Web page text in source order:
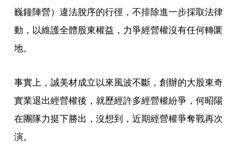
巍鐘陣營）違法脫序的行徑，不排除進一步採取法律
動，以維護全體股東權益，力爭經營權沒有任何轉圜
地。
事實上，誠美材成立以來風波不斷，創辦的大股東奇
實業退出經營權後，就歷經許多經營權紛爭，何昭陽
在團隊力挺下勝出，沒想到，近期經營權爭奪戰再次
演。